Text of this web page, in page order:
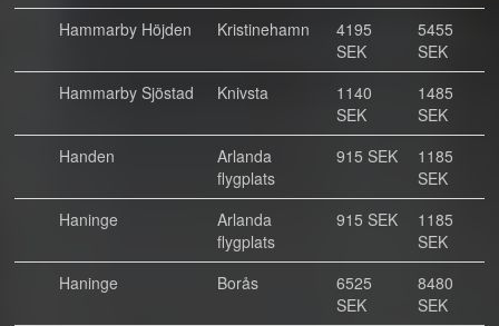
Hammarby Höjden
Kristinehamn
4195
SEK
5455
SEK
Hammarby Sjöstad
Knivsta
1140
SEK
1485
SEK
Handen
Arlanda
flygplats
915 SEK
1185
SEK
Haninge
Arlanda
flygplats
915 SEK
1185
SEK
Haninge
Borås
6525
SEK
8480
SEK